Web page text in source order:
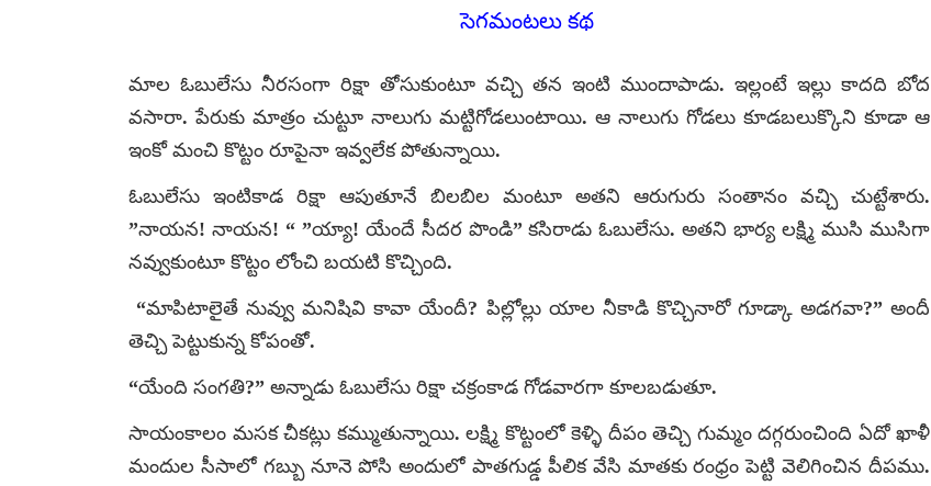
సెగమంటలు కథ
మాల ఓబులేసు నీరసంగా రిక్షా తోసుకుంటూ వచ్చి తన ఇంటి ముందాపాడు. ఇల్లంటే ఇల్లు కాదది బోద
వసారా. పేరుకు మాత్రం చుట్టూ నాలుగు మట్టిగోడలుంటాయి. ఆ నాలుగు గోడలు కూడబలుక్కొని కూడా ఆ
ఇంకో మంచి కొట్టం రూపైనా ఇవ్వలేక పోతున్నాయి.
ఓబులేసు ఇంటికాడ రిక్షా ఆపుతూనే బిలబిల మంటూ అతని ఆరుగురు సంతానం వచ్చి చుట్టేశారు.
”నాయన! నాయన! “ ”య్యా! యేందే సీదర పొండి” కసిరాడు ఓబులేసు. అతని భార్య లక్ష్మి ముసి ముసిగా
నవ్వుకుంటూ కొట్టం లోంచి బయటి కొచ్చింది.
“మాపిటాలైతే నువ్వు మనిషివి కావా యేందీ? పిల్లోల్లు యాల నీకాడి కొచ్చినారో గూడ్కా అడగవా?” అందీ
తెచ్చి పెట్టుకున్న కోపంతో.
“యేంది సంగతి?” అన్నాడు ఓబులేసు రిక్షా చక్రంకాడ గోడవారగా కూలబడుతూ.
సాయంకాలం మసక చీకట్లు కమ్ముతున్నాయి. లక్ష్మి కొట్టంలో కెళ్ళి దీపం తెచ్చి గుమ్మం దగ్గరుంచింది ఏదో ఖాళీ
మందుల సీసాలో గబ్బు నూనె పోసి అందులో పాతగుడ్డ పీలిక వేసి మాతకు రంధ్రం పెట్టి వెలిగించిన దీపము.